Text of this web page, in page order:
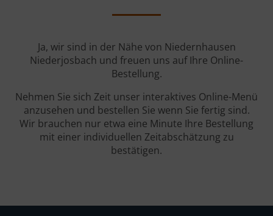
Ja, wir sind in der Nähe von Niedernhausen
Niederjosbach und freuen uns auf Ihre Online-
Bestellung.
Nehmen Sie sich Zeit unser interaktives Online-Menü
anzusehen und bestellen Sie wenn Sie fertig sind.
Wir brauchen nur etwa eine Minute Ihre Bestellung
mit einer individuellen Zeitabschätzung zu
bestätigen.